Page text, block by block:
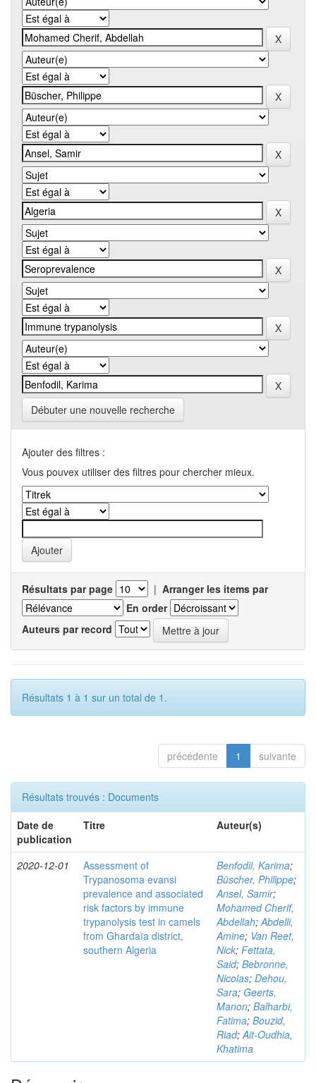
Débuter une nouvelle recherche
Ajouter des filtres :
Vous pouvex utiliser des filtres pour chercher mieux.
Résultats par page | Arranger les items par
En order
Auteurs par record
Résultats 1 à 1 sur un total de 1.
précédente 1 suivante
Résultats trouvés : Documents
Date de
publication
Titre Auteur(s)
2020-12-01
Assessment of
Trypanosoma evansi
prevalence and associated
risk factors by immune
trypanolysis test in camels
from Ghardaïa district,
southern Algeria
Benfodil, Karima;
Büscher, Philippe;
Ansel, Samir;
Mohamed Cherif,
Abdellah;Abdelli,
Amine; Van Reet,
Nick; Fettata,
Said; Bebronne,
Nicolas; Dehou,
Sara; Geerts,
Manon; Balharbi,
Fatima; Bouzid,
Riad;Ait-Oudhia,
Khatima